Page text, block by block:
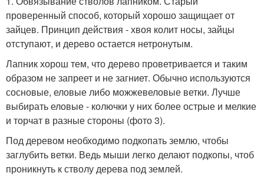
проверенный способ, который хорошо защищает от
зайцев. Принцип действия - хвоя колит носы, зайцы
отступают, и дерево остается нетронутым.
Лапник хорош тем, что дерево проветривается и таким
образом не запреет и не загниет. Обычно используются
сосновые, еловые либо можжевеловые ветки. Лучше
выбирать еловые - колючки у них более острые и мелкие
и торчат в разные стороны (фото 3).
Под деревом необходимо подкопать землю, чтобы
заглубить ветки. Ведь мыши легко делают подкопы, чтоб
проникнуть к стволу дерева под землей.